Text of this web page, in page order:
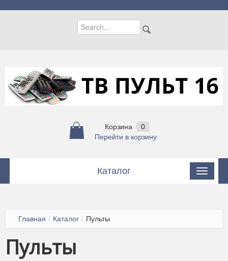
Корзина
0
Перейти в корзину
Каталог
Цифровые приставки
Чехлы для пультов
Антенны
Главная / Каталог / Пульты
Пульты